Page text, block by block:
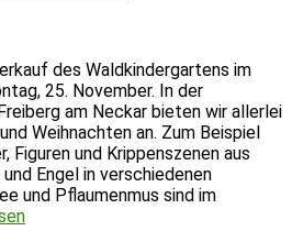
des Waldkindergartens im
25. November. In der
am Neckar bieten wir allerlei
Weihnachten an. Zum Beispiel
Figuren und Krippenszenen aus
Engel in verschiedenen
und Pflaumenmus sind im
Schönes